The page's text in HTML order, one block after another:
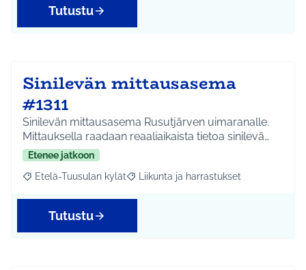
Tutustu
Sinilevän mittausasema
#1311
Sinilevän mittausasema Rusutjärven uimaranalle.
Mittauksella raadaan reaaliaikaista tietoa sinilevä…
Etenee jatkoon
Rajaa tulokset aihepiirin mukaan: Etelä-Tuusulan kylät
Etelä-Tuusulan kylät Rajaa tulokset teeman mukaan:
Liikunta ja harrastukset
Tutustu